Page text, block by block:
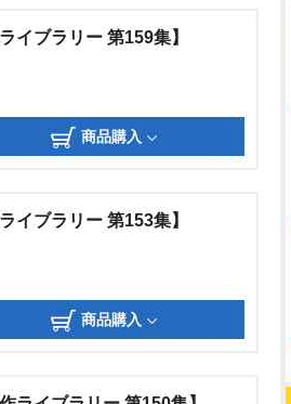
イブラリー 第159集】
商品購入
イブラリー 第153集】
商品購入